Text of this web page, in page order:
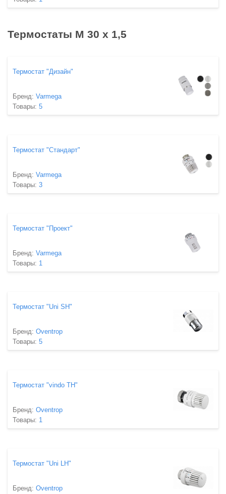
Термостаты М 30 х 1,5
Термостат "Дизайн"
Бренд: Varmega
Товары: 5
Термостат "Стандарт"
Бренд: Varmega
Товары: 3
Термостат "Проект"
Бренд: Varmega
Товары: 1
Термостат "Uni SH"
Бренд: Oventrop
Товары: 5
Термостат "vindo TH"
Бренд: Oventrop
Товары: 1
Термостат "Uni LH"
Бренд: Oventrop